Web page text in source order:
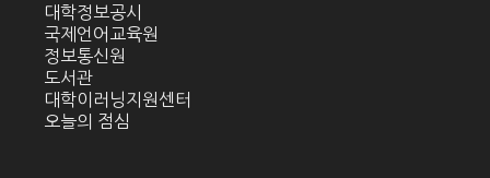
대학정보공시
국제언어교육원
정보통신원
도서관
대학이러닝지원센터
오늘의 점심